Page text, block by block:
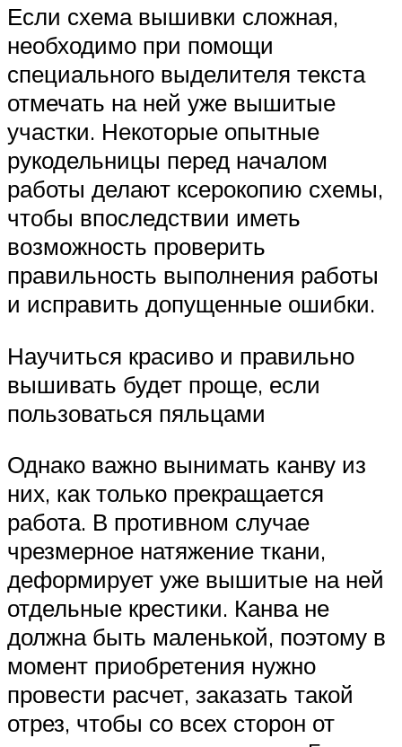
Если схема вышивки сложная,
необходимо при помощи
специального выделителя текста
отмечать на ней уже вышитые
участки. Некоторые опытные
рукодельницы перед началом
работы делают ксерокопию схемы,
чтобы впоследствии иметь
возможность проверить
правильность выполнения работы
и исправить допущенные ошибки.
Научиться красиво и правильно
вышивать будет проще, если
пользоваться пяльцами
Однако важно вынимать канву из
них, как только прекращается
работа. В противном случае
чрезмерное натяжение ткани,
деформирует уже вышитые на ней
отдельные крестики. Канва не
должна быть маленькой, поэтому в
момент приобретения нужно
провести расчет, заказать такой
отрез, чтобы со всех сторон от